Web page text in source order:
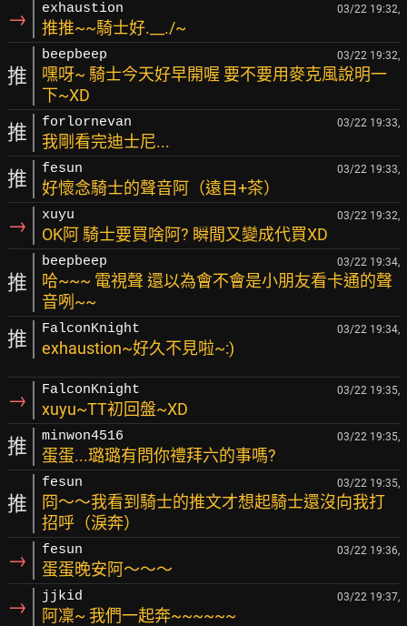
→ exhaustion 03/22 19:32,
推推~~騎士好.__./~
推
beepbeep 03/22 19:32,
嘿呀~ 騎士今天好早開喔 要不要用麥克風說明一
下~XD
推 forlornevan 03/22 19:33,
我剛看完迪士尼...
推 fesun 03/22 19:33,
好懷念騎士的聲音阿（遠目+茶）
→ xuyu 03/22 19:32,
OK阿 騎士要買啥阿? 瞬間又變成代買XD
推
beepbeep 03/22 19:34,
哈~~~ 電視聲 還以為會不會是小朋友看卡通的聲
音咧~~
推 FalconKnight 03/22 19:34,
exhaustion~好久不見啦~:)
→ FalconKnight 03/22 19:35,
xuyu~TT初回盤~XD
推 minwon4516 03/22 19:35,
蛋蛋...璐璐有問你禮拜六的事嗎?
推
fesun 03/22 19:35,
冏～～我看到騎士的推文才想起騎士還沒向我打
招呼（淚奔）
→ fesun 03/22 19:36,
蛋蛋晚安阿～～～
→ jjkid 03/22 19:37,
阿凜~ 我們一起奔~~~~~~